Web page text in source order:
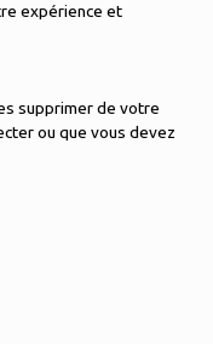
expérience et
supprimer de votre
ou que vous devez